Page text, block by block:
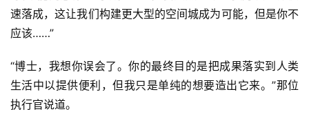
速落成，这让我们构建更大型的空间城成为可能，但是你不
应该……”
“博士，我想你误会了。你的最终目的是把成果落实到人类
生活中以提供便利，但我只是单纯的想要造出它来。”那位
执行官说道。